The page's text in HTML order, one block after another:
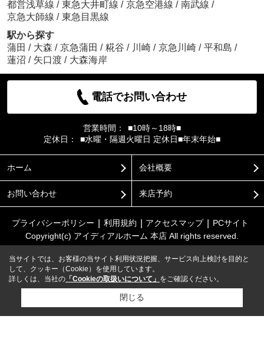
都営浅草線 / 東急大井町線 / 京急空港線 / 南武線 /
京急大師線 / 東急目黒線
駅から探す
蒲田 / 大森 / 京急蒲田 / 糀谷 / 川崎 / 京急川崎 / 平和島 /
蓮沼 / 矢口渡 / 大森海岸
電話でお問い合わせ
営業時間：
■10時～18時■
定休日：
■水曜・隔週火曜日 定休日■年末年始■
ホーム 会社概要
お問い合わせ 来店予約
プライバシーポリシー 利用規約 アクセスマップ
PCサイト
Copyright(c) アイディアルホーム 本店 All rights reserved.
当サイトでは、お客様の当サイト利用状況把握、サービス向上検討を目的と
して、クッキー（Cookie）を使用しています。
詳しくは、当社の 「Cookieの取扱いについて」 をご確認ください。
閉じる